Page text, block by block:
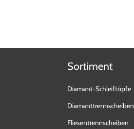
Sortiment
Diamant-Schleiftöpfe
Diamanttrennscheiben
Fliesentrennscheiben